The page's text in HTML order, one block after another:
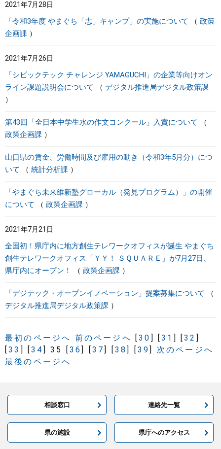
2021年7月28日
「令和3年度 やまぐち「志」キャンプ」の実施について
政策
企画課
2021年7月26日
「シビックテック チャレンジ YAMAGUCHI」の企業等向けオン
ライン課題説明会について
デジタル推進局デジタル政策課
第43回「全日本中学生水の作文コンクール」入賞について
政策企画課
山口県の賃金、労働時間及び雇用の動き（令和3年5月分）につ
いて
統計分析課
「やまぐち未来維新塾グローカル（発見プログラム）」の開催
について
政策企画課
2021年7月21日
全国初！県庁内に地方創生テレワークオフィスが誕生 やまぐち
創生テレワークオフィス「ＹＹ！ ＳＱＵＡＲＥ」が7月27日、
県庁内にオープン！
政策企画課
「デジテック・オープンイノベーション」提案募集について
デジタル推進局デジタル政策課
最初のページへ 前のページへ [30 ] [31 ] [32 ]
[33 ] [34 ] 35 [36] [37] [38] [39]
次のページへ
最後のページへ
相談窓口 連絡先一覧
県の施設 県庁へのアクセス